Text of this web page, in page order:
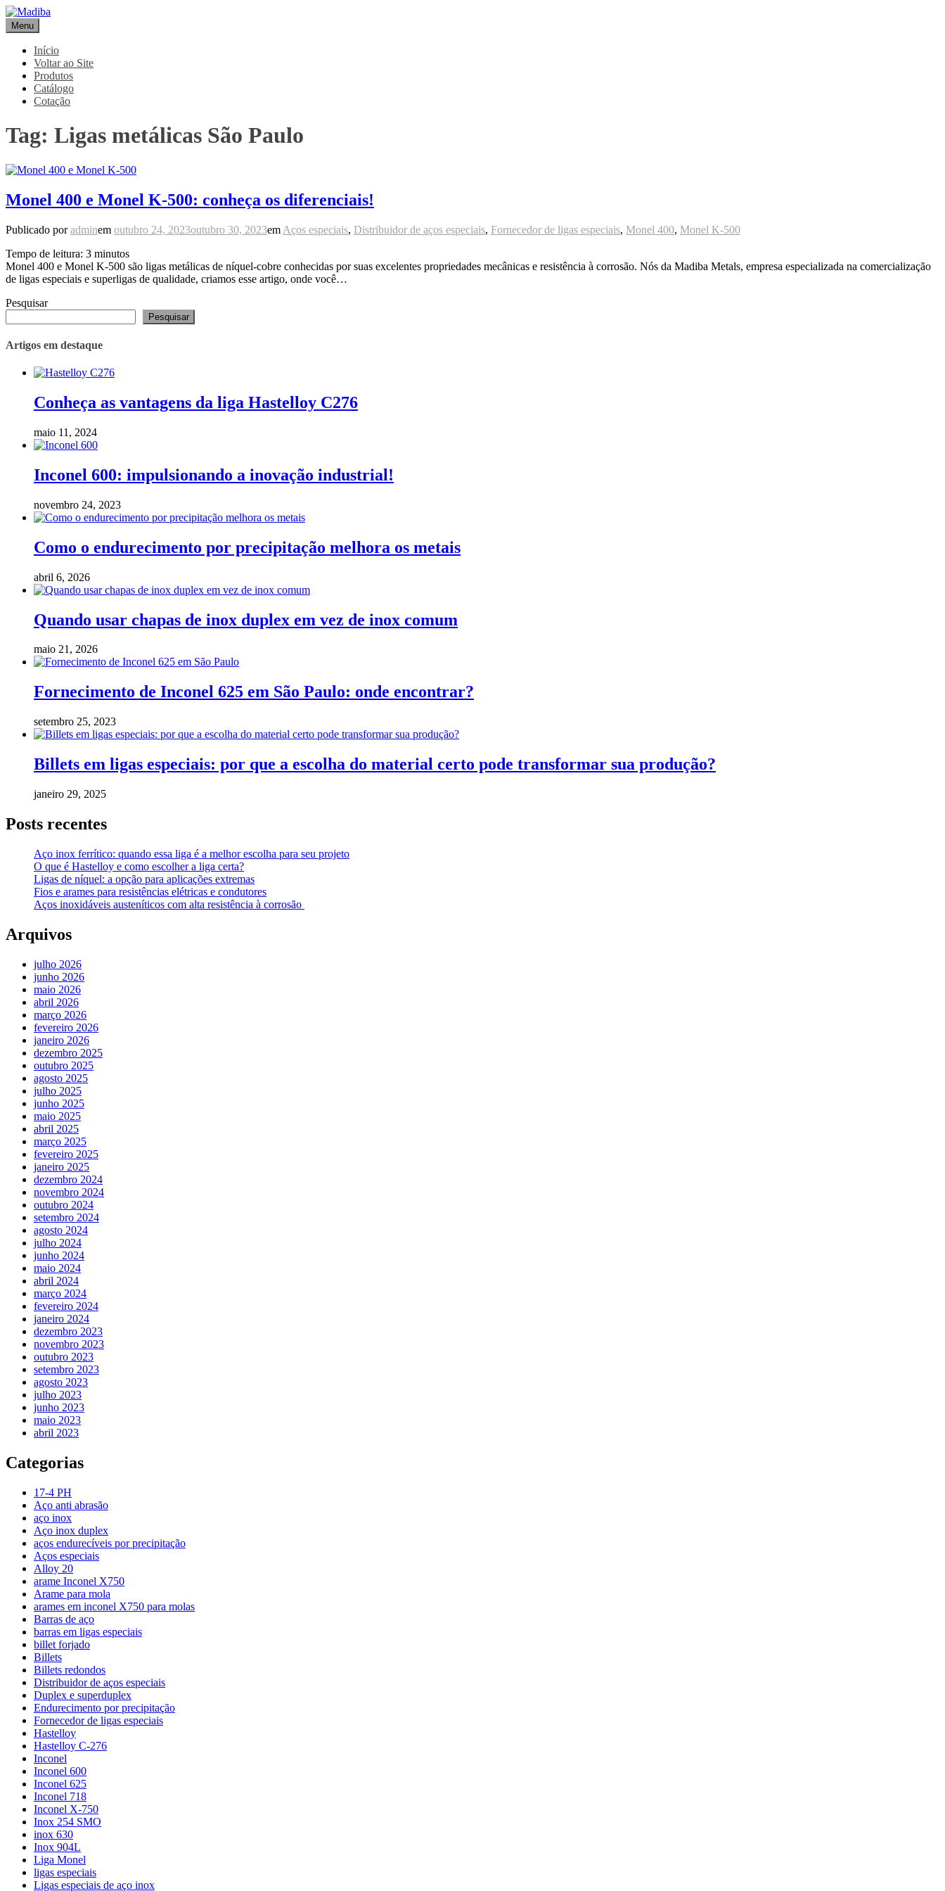
Pular
para
o
conteúdo
Madiba
Líder de Importação e Distribuição de Ligas Especiais
Menu
Início
Voltar ao Site
Produtos
Catálogo
Cotação
Tag: Ligas metálicas São Paulo
Monel 400 e Monel K-500: conheça os diferenciais!
Publicado poradminem outubro 24, 2023outubro 30, 2023em Aços especiais, Distribuidor de aços especiais, Fornecedor de ligas especiais, Monel 400, Monel K-500
Tempo de leitura: 3 minutos
Monel 400 e Monel K-500 são ligas metálicas de níquel-cobre conhecidas por suas excelentes propriedades mecânicas e resistência à corrosão. Nós da Madiba Metals, empresa especializada na comercialização
de ligas especiais e superligas de qualidade, criamos esse artigo, onde você…
Pesquisar
Pesquisar
Artigos em destaque
Conheça as vantagens da liga Hastelloy C276
maio 11, 2024
Inconel 600: impulsionando a inovação industrial!
novembro 24, 2023
Como o endurecimento por precipitação melhora os metais
abril 6, 2026
Quando usar chapas de inox duplex em vez de inox comum
maio 21, 2026
Fornecimento de Inconel 625 em São Paulo: onde encontrar?
setembro 25, 2023
Billets em ligas especiais: por que a escolha do material certo pode transformar sua produção?
janeiro 29, 2025
Posts recentes
Aço inox ferrítico: quando essa liga é a melhor escolha para seu projeto
O que é Hastelloy e como escolher a liga certa?
Ligas de níquel: a opção para aplicações extremas
Fios e arames para resistências elétricas e condutores
Aços inoxidáveis austeníticos com alta resistência à corrosão
Arquivos
julho 2026
junho 2026
maio 2026
abril 2026
março 2026
fevereiro 2026
janeiro 2026
dezembro 2025
outubro 2025
agosto 2025
julho 2025
junho 2025
maio 2025
abril 2025
março 2025
fevereiro 2025
janeiro 2025
dezembro 2024
novembro 2024
outubro 2024
setembro 2024
agosto 2024
julho 2024
junho 2024
maio 2024
abril 2024
março 2024
fevereiro 2024
janeiro 2024
dezembro 2023
novembro 2023
outubro 2023
setembro 2023
agosto 2023
julho 2023
junho 2023
maio 2023
abril 2023
Categorias
17-4 PH
Aço anti abrasão
aço inox
Aço inox duplex
aços endurecíveis por precipitação
Aços especiais
Alloy 20
arame Inconel X750
Arame para mola
arames em inconel X750 para molas
Barras de aço
barras em ligas especiais
billet forjado
Billets
Billets redondos
Distribuidor de aços especiais
Duplex e superduplex
Endurecimento por precipitação
Fornecedor de ligas especiais
Hastelloy
Hastelloy C-276
Inconel
Inconel 600
Inconel 625
Inconel 718
Inconel X-750
Inox 254 SMO
inox 630
Inox 904L
Liga Monel
ligas especiais
Ligas especiais de aço inox